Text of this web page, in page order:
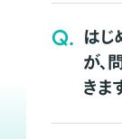
Q. はじ
が、
きま